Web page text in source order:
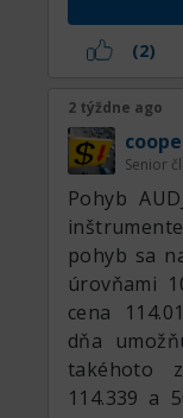
nemajú
všetky
kvalitné
rozdiel od
zdroje na
divergencia
už bolo na
polámané.
nejaký
predajcov
tento rast
nevidno.
jednom
разворот
(2)
2 týždne ago
Senior
Pohyb
pohyb sa
úrovňami
cena
dňa
takéhoto
114.339 a